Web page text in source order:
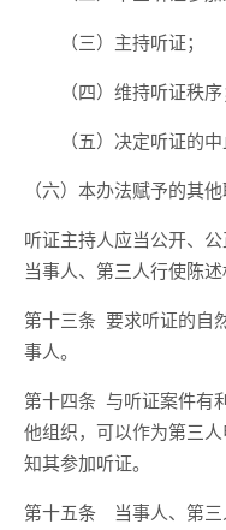
（三）主持听证；
（四）维持听证秩序
（五）决定听证的中
（六）本办法赋予的其他
听证主持人应当公开、
当事人、第三人行使陈述
第十三条 要求听证的自
事人。
第十四条 与听证案件有
他组织，可以作为第三
知其参加听证。
第十五条 当事人、第三